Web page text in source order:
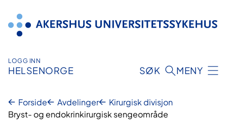
innhold
LOGG INN
HELSENORGE SØK MENY
Forside Avdelinger
Kirurgisk divisjon
Bryst- og endokrinkirurgisk sengeområde